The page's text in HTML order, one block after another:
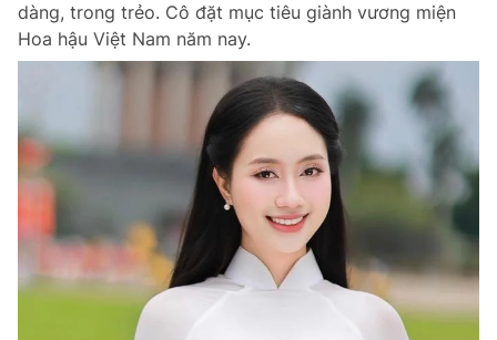
dàng, trong trẻo. Cô đặt mục tiêu giành vương miện
Hoa hậu Việt Nam năm nay.